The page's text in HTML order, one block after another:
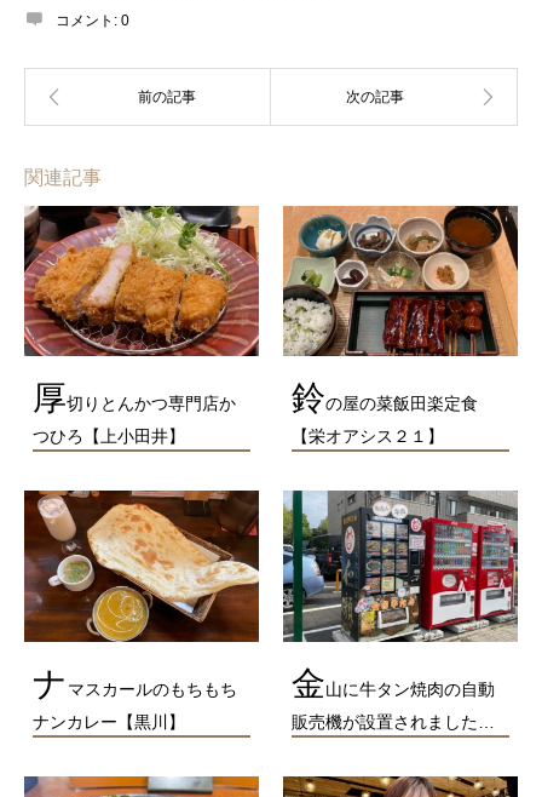
コメント: 0
関連記事
厚切りとんかつ専門店か
つひろ【上小田井】
鈴の屋の菜飯田楽定食
【栄オアシス２１】
ナ マスカールのもちもち
ナンカレー【黒川】
金山に牛タン焼肉の自動
販売機が設置されました…